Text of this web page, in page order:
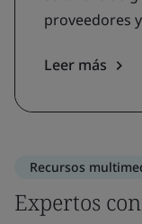
proveedores
Leer más
Recursos
Expertos